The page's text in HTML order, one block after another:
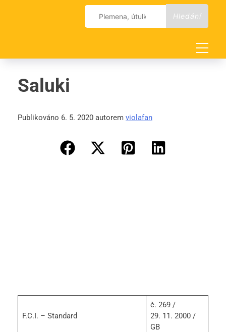
Vyhledávání
Saluki
Publikováno 6. 5. 2020 autorem violafan
F.C.I. – Standard
č. 269 /
29. 11. 2000 /
GB